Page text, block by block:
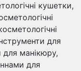
кушетки,
для
для манікюру,
для